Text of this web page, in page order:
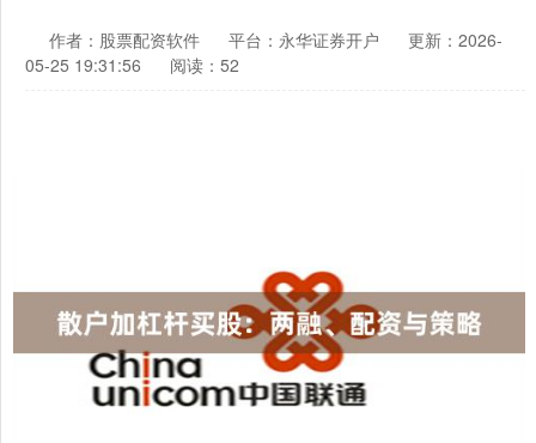
作者：股票配资软件 平台：永华证券开户
更新：2026-
05-25 19:31:56
阅读：52